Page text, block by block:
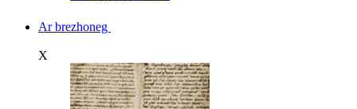
Ar brezhoneg
X